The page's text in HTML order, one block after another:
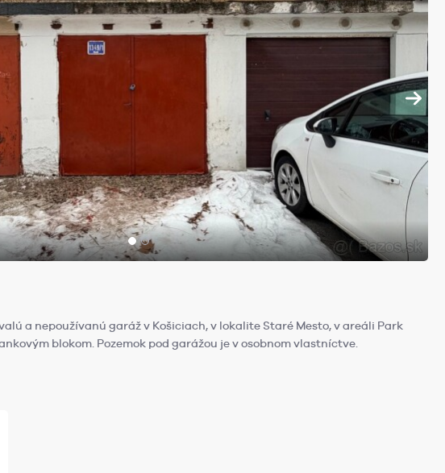
a nepoužívanú garáž v Košiciach, v lokalite Staré Mesto, v areáli Park
blokom. Pozemok pod garážou je v osobnom vlastníctve.